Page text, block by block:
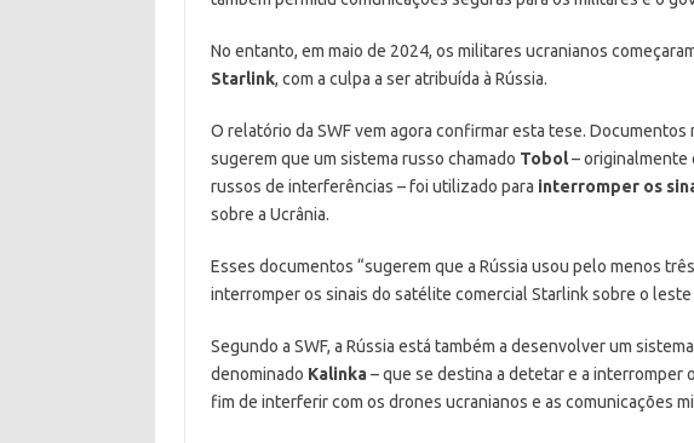
No entanto, em maio de 2024, os militares ucranianos
Starlink, com a culpa a ser atribuída à Rússia.
O relatório da SWF vem agora confirmar esta tese. Documentos
sugerem que um sistema russo chamado Tobol– originalmente
russos de interferências – foi utilizado para interromper os
sobre a Ucrânia.
Esses documentos “sugerem que a Rússia usou pelo menos
interromper os sinais do satélite comercial Starlink sobre o leste
Segundo a SWF, a Rússia está também a desenvolver um
denominado Kalinka– que se destina a detetar e a interromper
fim de interferir com os drones ucranianos e as comunicações